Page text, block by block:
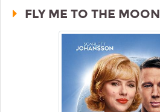
FLY ME TO THE MOON